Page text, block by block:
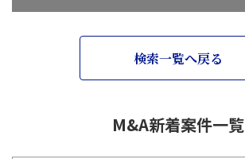
検索一覧へ戻る
M&A新着案件一覧